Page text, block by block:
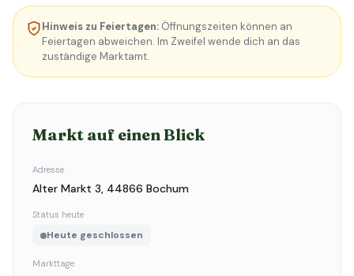
Hinweis zu Feiertagen: Öffnungszeiten können an
Feiertagen abweichen. Im Zweifel wende dich an das
zuständige Marktamt.
Markt auf einen Blick
Adresse
Alter Markt 3, 44866 Bochum
Status heute
Heute geschlossen
Markttage